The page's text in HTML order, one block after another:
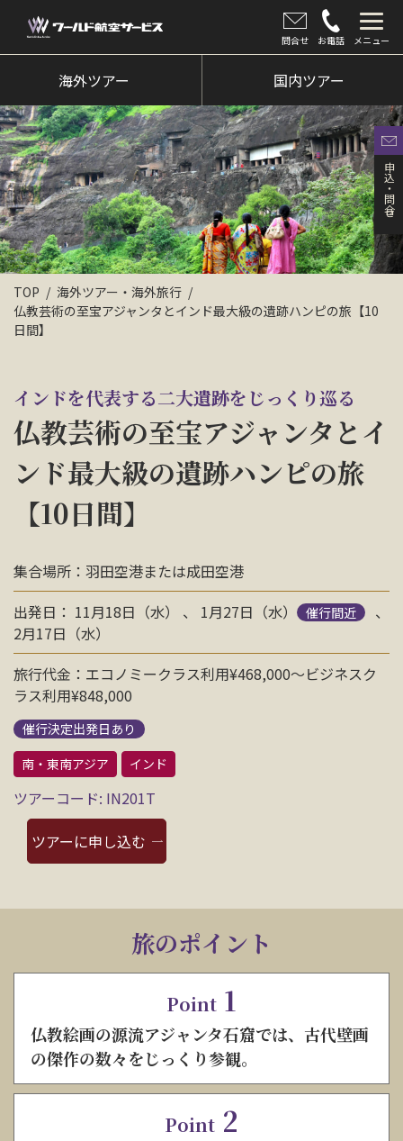
問合せ お電話 メニュー
海外ツアー
国内ツアー
クルーズツアー
ツアー催行状況
旅のひろば
イベント
新着情報
お問い合わせ
資料請求
検索
海外ツアー 国内ツアー
TOP
海外ツアー・海外旅行
仏教芸術の至宝アジャンタとインド最大級の遺跡ハンピの旅【10
日間】
インドを代表する二大遺跡をじっくり巡る
仏教芸術の至宝アジャンタとイ
ンド最大級の遺跡ハンピの旅
【10日間】
集合場所：羽田空港または成田空港
出発日： 11月18日（水） 、 1月27日（水）
催行間近
、
2月17日（水）
旅行代金：エコノミークラス利用¥468,000〜ビジネスク
ラス利用¥848,000
催行決定出発日あり
南・東南アジア
インド
ツアーコード: IN201T
ツアーに申し込む
旅のポイント
Point 1
仏教絵画の源流アジャンタ石窟では、古代壁画
の傑作の数々をじっくり参観。
Point 2
申込・問合せ